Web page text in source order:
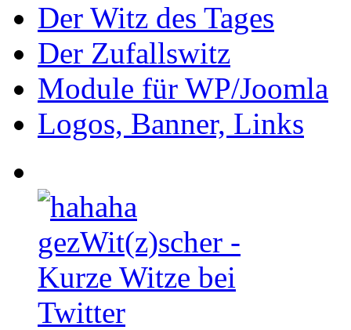
Der Witz des Tages
Der Zufallswitz
Module für WP/Joomla
Logos, Banner, Links